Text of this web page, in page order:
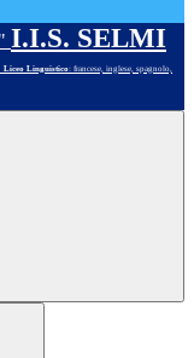
I.I.S. SELMI
Liceo Linguistico: francese, inglese, spagnolo,